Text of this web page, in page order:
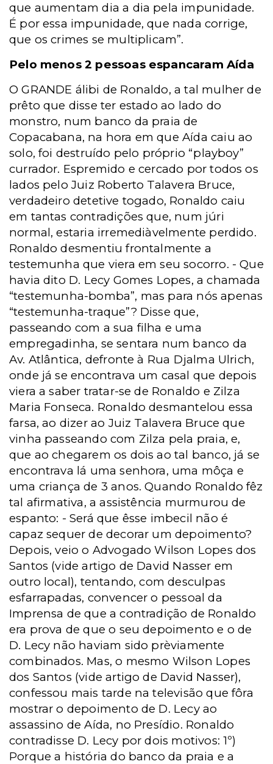
que aumentam dia a dia pela impunidade.
É por essa impunidade, que nada corrige,
que os crimes se multiplicam”.
Pelo menos 2 pessoas espancaram Aída
O GRANDE álibi de Ronaldo, a tal mulher de
prêto que disse ter estado ao lado do
monstro, num banco da praia de
Copacabana, na hora em que Aída caiu ao
solo, foi destruído pelo próprio “playboy”
currador. Espremido e cercado por todos os
lados pelo Juiz Roberto Talavera Bruce,
verdadeiro detetive togado, Ronaldo caiu
em tantas contradições que, num júri
normal, estaria irremediàvelmente perdido.
Ronaldo desmentiu frontalmente a
testemunha que viera em seu socorro. - Que
havia dito D. Lecy Gomes Lopes, a chamada
“testemunha-bomba”, mas para nós apenas
“testemunha-traque”? Disse que,
passeando com a sua filha e uma
empregadinha, se sentara num banco da
Av. Atlântica, defronte à Rua Djalma Ulrich,
onde já se encontrava um casal que depois
viera a saber tratar-se de Ronaldo e Zilza
Maria Fonseca. Ronaldo desmantelou essa
farsa, ao dizer ao Juiz Talavera Bruce que
vinha passeando com Zilza pela praia, e,
que ao chegarem os dois ao tal banco, já se
encontrava lá uma senhora, uma môça e
uma criança de 3 anos. Quando Ronaldo fêz
tal afirmativa, a assistência murmurou de
espanto: - Será que êsse imbecil não é
capaz sequer de decorar um depoimento?
Depois, veio o Advogado Wilson Lopes dos
Santos (vide artigo de David Nasser em
outro local), tentando, com desculpas
esfarrapadas, convencer o pessoal da
Imprensa de que a contradição de Ronaldo
era prova de que o seu depoimento e o de
D. Lecy não haviam sido prèviamente
combinados. Mas, o mesmo Wilson Lopes
dos Santos (vide artigo de David Nasser),
confessou mais tarde na televisão que fôra
mostrar o depoimento de D. Lecy ao
assassino de Aída, no Presídio. Ronaldo
contradisse D. Lecy por dois motivos: 1º)
Porque a história do banco da praia e a